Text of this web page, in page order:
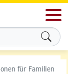
für Familien